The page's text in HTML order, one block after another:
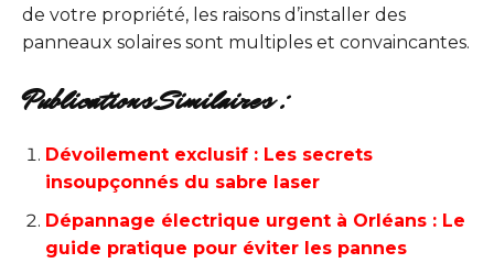
de votre propriété, les raisons d’installer des
panneaux solaires sont multiples et convaincantes.
Publications Similaires :
Dévoilement exclusif : Les secrets
insoupçonnés du sabre laser
Dépannage électrique urgent à Orléans : Le
guide pratique pour éviter les pannes